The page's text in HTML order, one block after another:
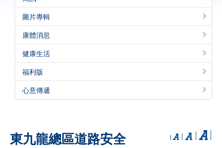
電子書版
警聲特刊
圖片專輯
康體消息
健康生活
福利版
心意傳遞
東九龍總區道路安全